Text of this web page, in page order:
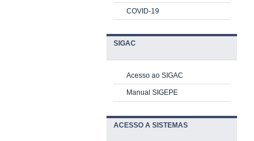
COVID-19
SIGAC
Acesso ao SIGAC
Manual SIGEPE
ACESSO A SISTEMAS